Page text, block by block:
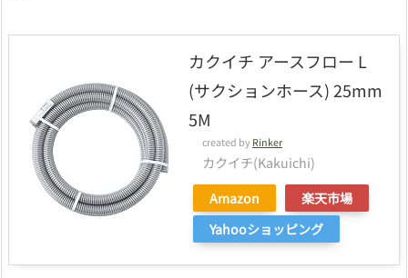
カクイチ アースフロー L
(サクションホース) 25mm
5M
created by Rinker
カクイチ(Kakuichi)
Amazon
楽天市場
Yahooショッピング